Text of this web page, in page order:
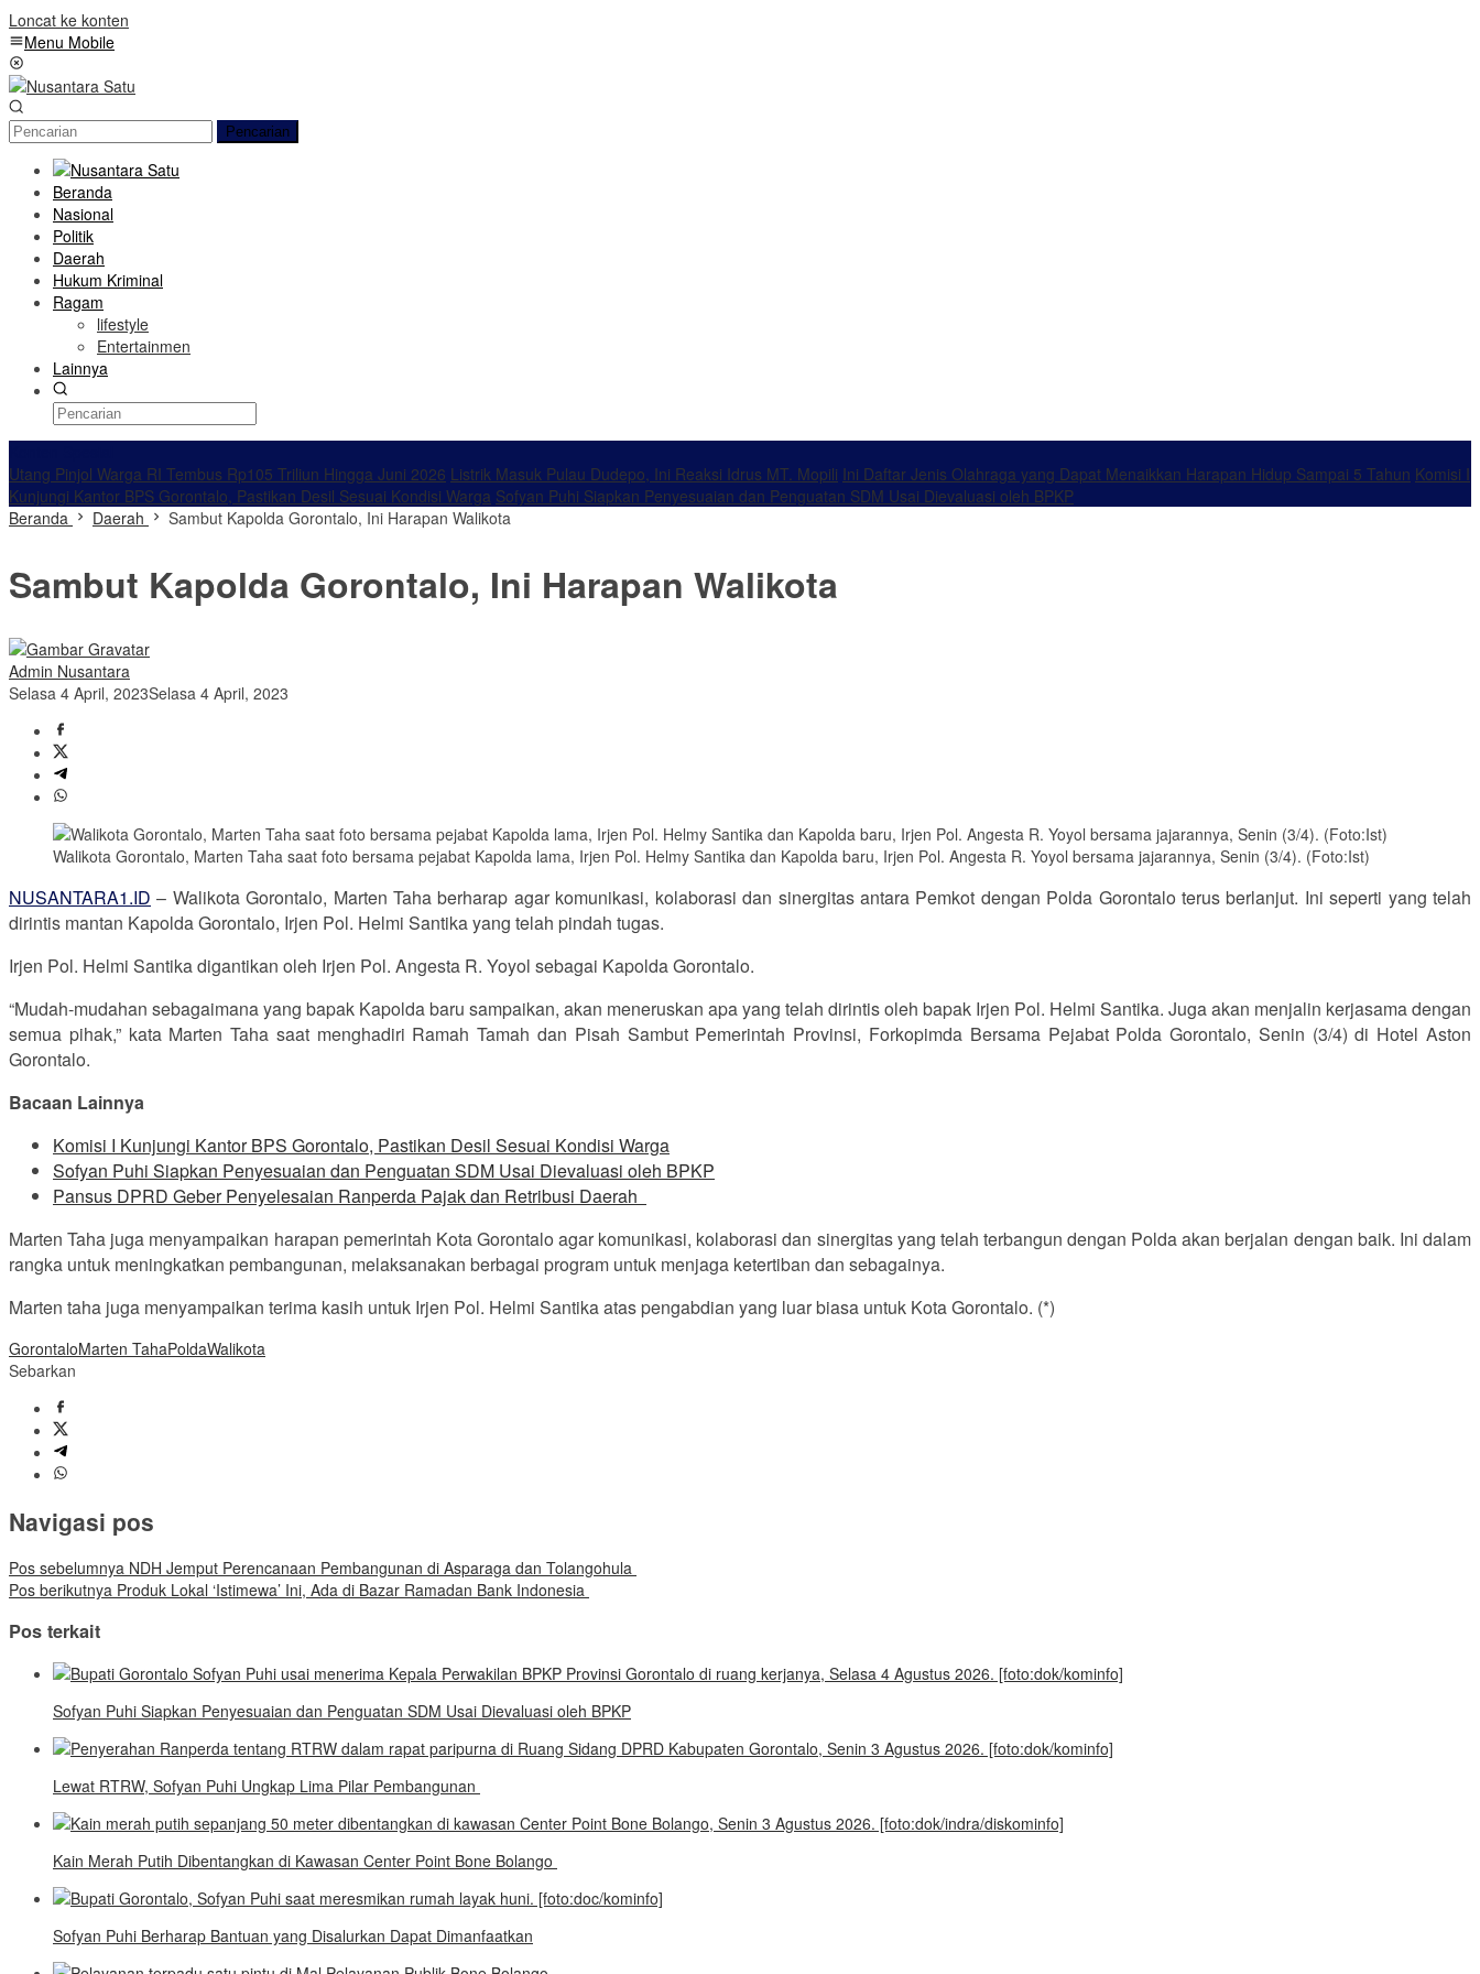
Loncat ke konten
Menu Mobile
Pencarian
Beranda
Nasional
Politik
Daerah
Hukum Kriminal
Ragam
lifestyle
Entertainmen
Lainnya
Utang Pinjol Warga RI Tembus Rp105 Triliun Hingga Juni 2026 Listrik Masuk Pulau Dudepo, Ini Reaksi Idrus MT. Mopili Ini Daftar Jenis Olahraga yang Dapat Menaikkan Harapan Hidup Sampai 5 Tahun Komisi I
Kunjungi Kantor BPS Gorontalo, Pastikan Desil Sesuai Kondisi Warga Sofyan Puhi Siapkan Penyesuaian dan Penguatan SDM Usai Dievaluasi oleh BPKP
Beranda
Daerah Sambut Kapolda Gorontalo, Ini Harapan Walikota
Sambut Kapolda Gorontalo, Ini Harapan Walikota
Admin Nusantara
Selasa 4 April, 2023Selasa 4 April, 2023
Walikota Gorontalo, Marten Taha saat foto bersama pejabat Kapolda lama, Irjen Pol. Helmy Santika dan Kapolda baru, Irjen Pol. Angesta R. Yoyol bersama jajarannya, Senin (3/4). (Foto:Ist)
NUSANTARA1.ID – Walikota Gorontalo, Marten Taha berharap agar komunikasi, kolaborasi dan sinergitas antara Pemkot dengan Polda Gorontalo terus berlanjut. Ini seperti yang telah
dirintis mantan Kapolda Gorontalo, Irjen Pol. Helmi Santika yang telah pindah tugas.
Irjen Pol. Helmi Santika digantikan oleh Irjen Pol. Angesta R. Yoyol sebagai Kapolda Gorontalo.
“Mudah-mudahan sebagaimana yang bapak Kapolda baru sampaikan, akan meneruskan apa yang telah dirintis oleh bapak Irjen Pol. Helmi Santika. Juga akan menjalin kerjasama dengan
semua pihak,” kata Marten Taha saat menghadiri Ramah Tamah dan Pisah Sambut Pemerintah Provinsi, Forkopimda Bersama Pejabat Polda Gorontalo, Senin (3/4) di Hotel Aston
Gorontalo.
Bacaan Lainnya
Komisi I Kunjungi Kantor BPS Gorontalo, Pastikan Desil Sesuai Kondisi Warga
Sofyan Puhi Siapkan Penyesuaian dan Penguatan SDM Usai Dievaluasi oleh BPKP
Pansus DPRD Geber Penyelesaian Ranperda Pajak dan Retribusi Daerah
Marten Taha juga menyampaikan harapan pemerintah Kota Gorontalo agar komunikasi, kolaborasi dan sinergitas yang telah terbangun dengan Polda akan berjalan dengan baik. Ini dalam
rangka untuk meningkatkan pembangunan, melaksanakan berbagai program untuk menjaga ketertiban dan sebagainya.
Marten taha juga menyampaikan terima kasih untuk Irjen Pol. Helmi Santika atas pengabdian yang luar biasa untuk Kota Gorontalo. (*)
GorontaloMarten TahaPoldaWalikota
Sebarkan
Navigasi pos
Pos sebelumnya NDH Jemput Perencanaan Pembangunan di Asparaga dan Tolangohula
Pos berikutnya Produk Lokal ‘Istimewa’ Ini, Ada di Bazar Ramadan Bank Indonesia
Pos terkait
Sofyan Puhi Siapkan Penyesuaian dan Penguatan SDM Usai Dievaluasi oleh BPKP
Lewat RTRW, Sofyan Puhi Ungkap Lima Pilar Pembangunan
Kain Merah Putih Dibentangkan di Kawasan Center Point Bone Bolango
Sofyan Puhi Berharap Bantuan yang Disalurkan Dapat Dimanfaatkan